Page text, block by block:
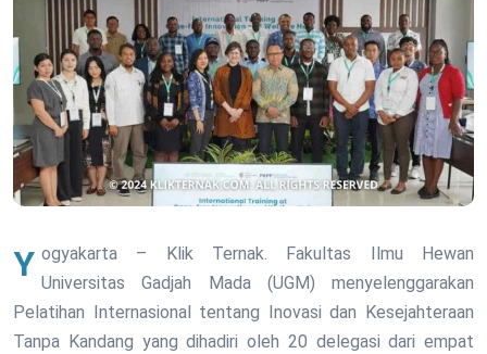
Yogyakarta – Klik Ternak. Fakultas Ilmu Hewan Universitas Gadjah Mada (UGM) menyelenggarakan
Pelatihan Internasional tentang Inovasi dan Kesejahteraan
Tanpa Kandang yang dihadiri oleh 20 delegasi dari empat